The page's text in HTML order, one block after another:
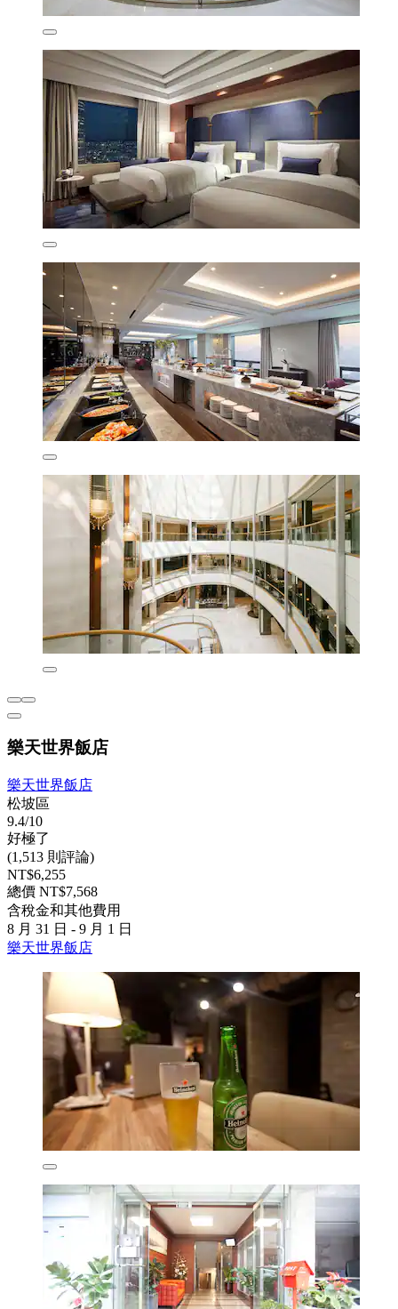
樂天世界飯店
樂天世界飯店
松坡區
9.4/10
好極了
(1,513 則評論)
NT$6,255
總價 NT$7,568
含稅金和其他費用
8 月 31 日 - 9 月 1 日
樂天世界飯店